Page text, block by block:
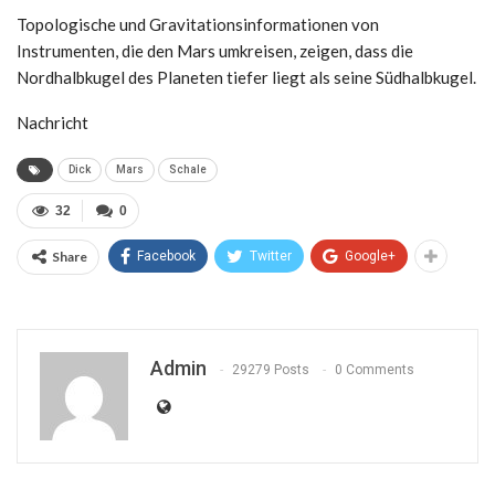
Topologische und Gravitationsinformationen von
Instrumenten, die den Mars umkreisen, zeigen, dass die
Nordhalbkugel des Planeten tiefer liegt als seine Südhalbkugel.
Nachricht
Dick Mars Schale
0
32
Share Facebook Twitter Google+
Admin 29279 Posts 0 Comments